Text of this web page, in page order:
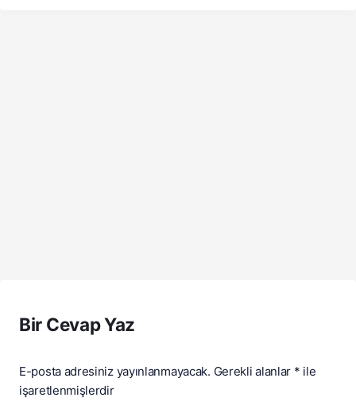
Bir Cevap Yaz
E-posta adresiniz yayınlanmayacak. Gerekli alanlar * ile
işaretlenmişlerdir